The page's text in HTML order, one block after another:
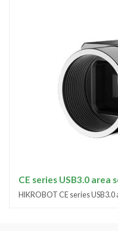
CE series USB3.0 area
HIKROBOT CE series